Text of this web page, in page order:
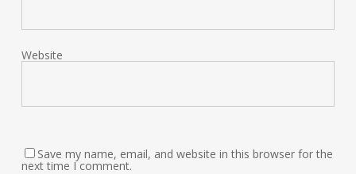
Website
Save my name, email, and website in this browser for the
next time I comment.